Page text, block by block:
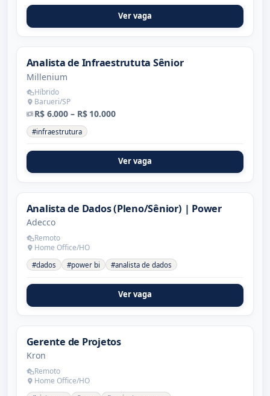
Ver vaga
Analista de Infraestrututa Sênior
Millenium
Híbrido
Barueri/SP
R$ 6.000 – R$ 10.000
#infraestrutura
Ver vaga
Analista de Dados (Pleno/Sênior) | Power
Adecco
Remoto
Home Office/HO
#dados #power bi #analista de dados
Ver vaga
Gerente de Projetos
Kron
Remoto
Home Office/HO